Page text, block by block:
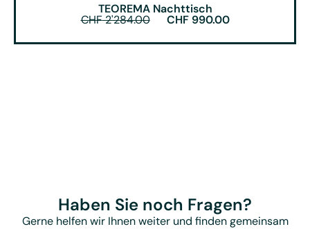
TEOREMA Nachttisch
CHF2'284.00 CHF990.00
Haben Sie noch Fragen?
Gerne helfen wir Ihnen weiter und finden gemeinsam